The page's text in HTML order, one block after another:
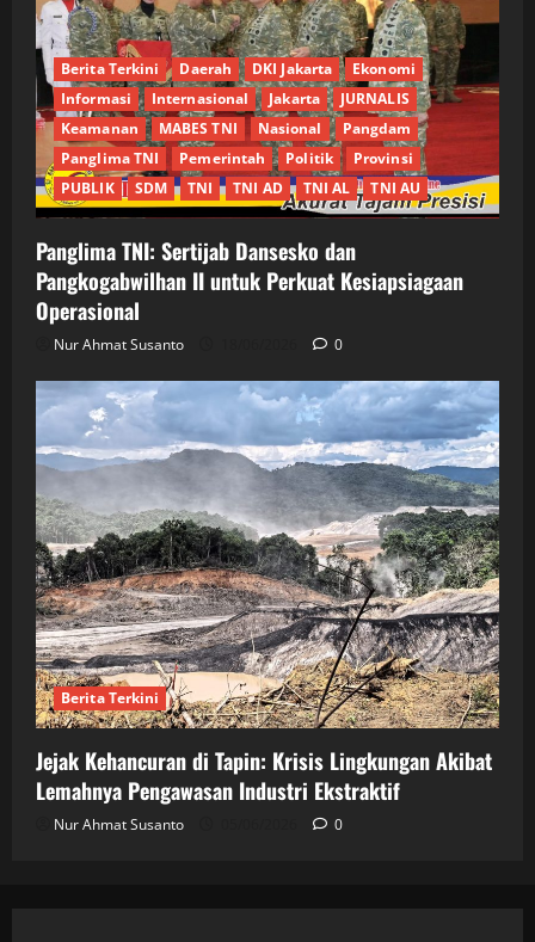
Berita Terkini Daerah DKI Jakarta
Ekonomi
Informasi
Internasional Jakarta
JURNALIS
Keamanan
MABES TNI Nasional
Pangdam
Panglima TNI
Pemerintah Politik
Provinsi
PUBLIK
SDM TNI TNI AD TNI AL TNI AU
Panglima TNI: Sertijab Dansesko dan
Pangkogabwilhan II untuk Perkuat Kesiapsiagaan
Operasional
Nur Ahmat Susanto 0
Berita Terkini
Jejak Kehancuran di Tapin: Krisis Lingkungan Akibat
Lemahnya Pengawasan Industri Ekstraktif
Nur Ahmat Susanto 0